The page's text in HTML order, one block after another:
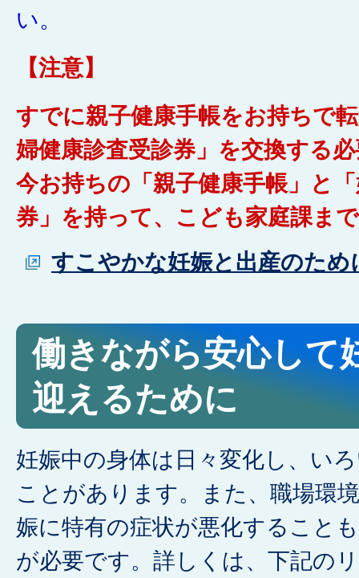
い。
【注意】
すでに親子健康手帳をお持ちで
婦健康診査受診券」を交換する
今お持ちの「親子健康手帳」と
券」を持って、こども家庭課ま
すこやかな妊娠と出産のため
働きながら安心して
迎えるために
妊娠中の身体は日々変化し、い
ことがあります。また、職場環
娠に特有の症状が悪化すること
が必要です。詳しくは、下記の